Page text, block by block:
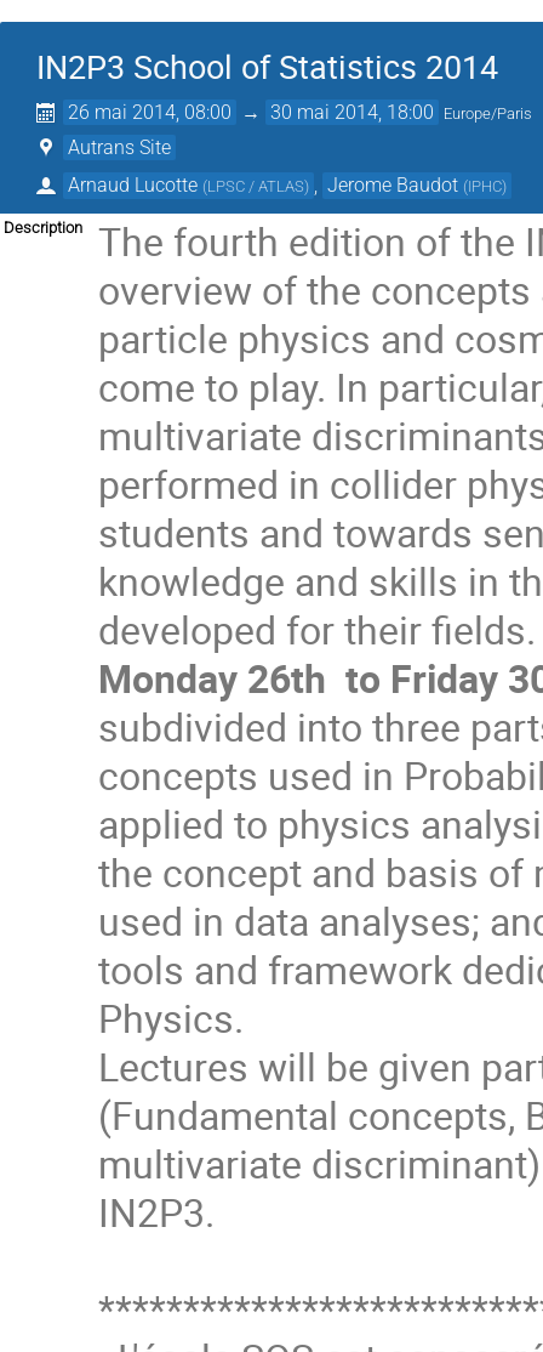
IN2P3 School of Statistics 2014
26 mai 2014, 08:00 → 30 mai 2014, 18:00 Europe/Paris
Autrans Site
Arnaud Lucotte (LPSC / ATLAS) Jerome Baudot (IPHC)
Description
The fourth edition of the
overview of the
particle physics and
come to play. In
multivariate
performed in collider
students and towards
knowledge and skills in
developed for their
Monday 26th to Friday
subdivided into three
concepts used in
applied to physics
the concept and basis
used in data analyses;
tools and framework
Physics.
Lectures will be given
(Fundamental concepts,
multivariate
IN2P3.